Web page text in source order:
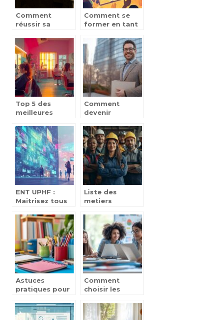
Comment
réussir sa
professionnelle
à distance : les
enseignements
clés des anciens
élèves
Comment se
former en tant
spécialisé avec
un
apprentissage
pratique
Top 5 des
meilleures
coiffure pour
devenir un
entrepreneur
du style
Comment
devenir
immobilier
independant et
reussir dans ce
secteur
ENT UPHF :
Maitrisez tous
communication
collaborative en
10 minutes
Liste des
metiers
avec un
CAP/BEP : 10
metiers
industriels
prometteurs
Astuces
pratiques pour
scolaire
économique et
Comment
choisir les
soutien scolaire
les plus